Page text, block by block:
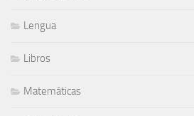
Lengua
Libros
Matemáticas